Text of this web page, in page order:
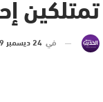
في 24 ديسمبر 2019 الساعة 23 و 28 دقيقة